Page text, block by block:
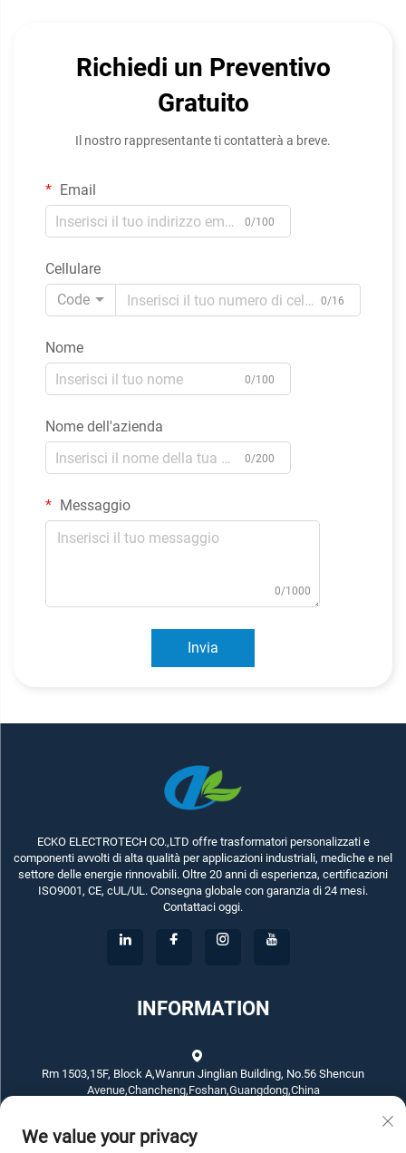
Richiedi un Preventivo
Gratuito
Il nostro rappresentante ti contatterà a breve.
Email
0/100
Cellulare
Code
0/16
Nome
0/100
Nome dell'azienda
0/200
Messaggio
0/1000
Invia
ECKO ELECTROTECH CO.,LTD offre trasformatori personalizzati e
componenti avvolti di alta qualità per applicazioni industriali, mediche e nel
settore delle energie rinnovabili. Oltre 20 anni di esperienza, certificazioni
ISO9001, CE, cUL/UL. Consegna globale con garanzia di 24 mesi.
Contattaci oggi.
INFORMATION
Rm 1503,15F, Block A,Wanrun Jinglian Building, No.56 Shencun
Avenue,Chancheng,Foshan,Guangdong,China
+86-757-83789311
We value your privacy